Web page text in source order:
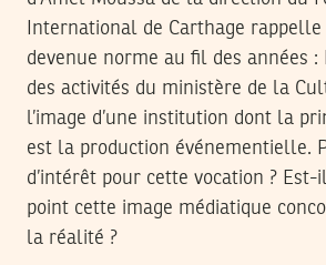
International de Carthage
devenue norme au fil des années :
des activités du ministère de la
l’image d’une institution dont la
est la production événementielle.
d’intérêt pour cette vocation ?
point cette image médiatique
la réalité ?